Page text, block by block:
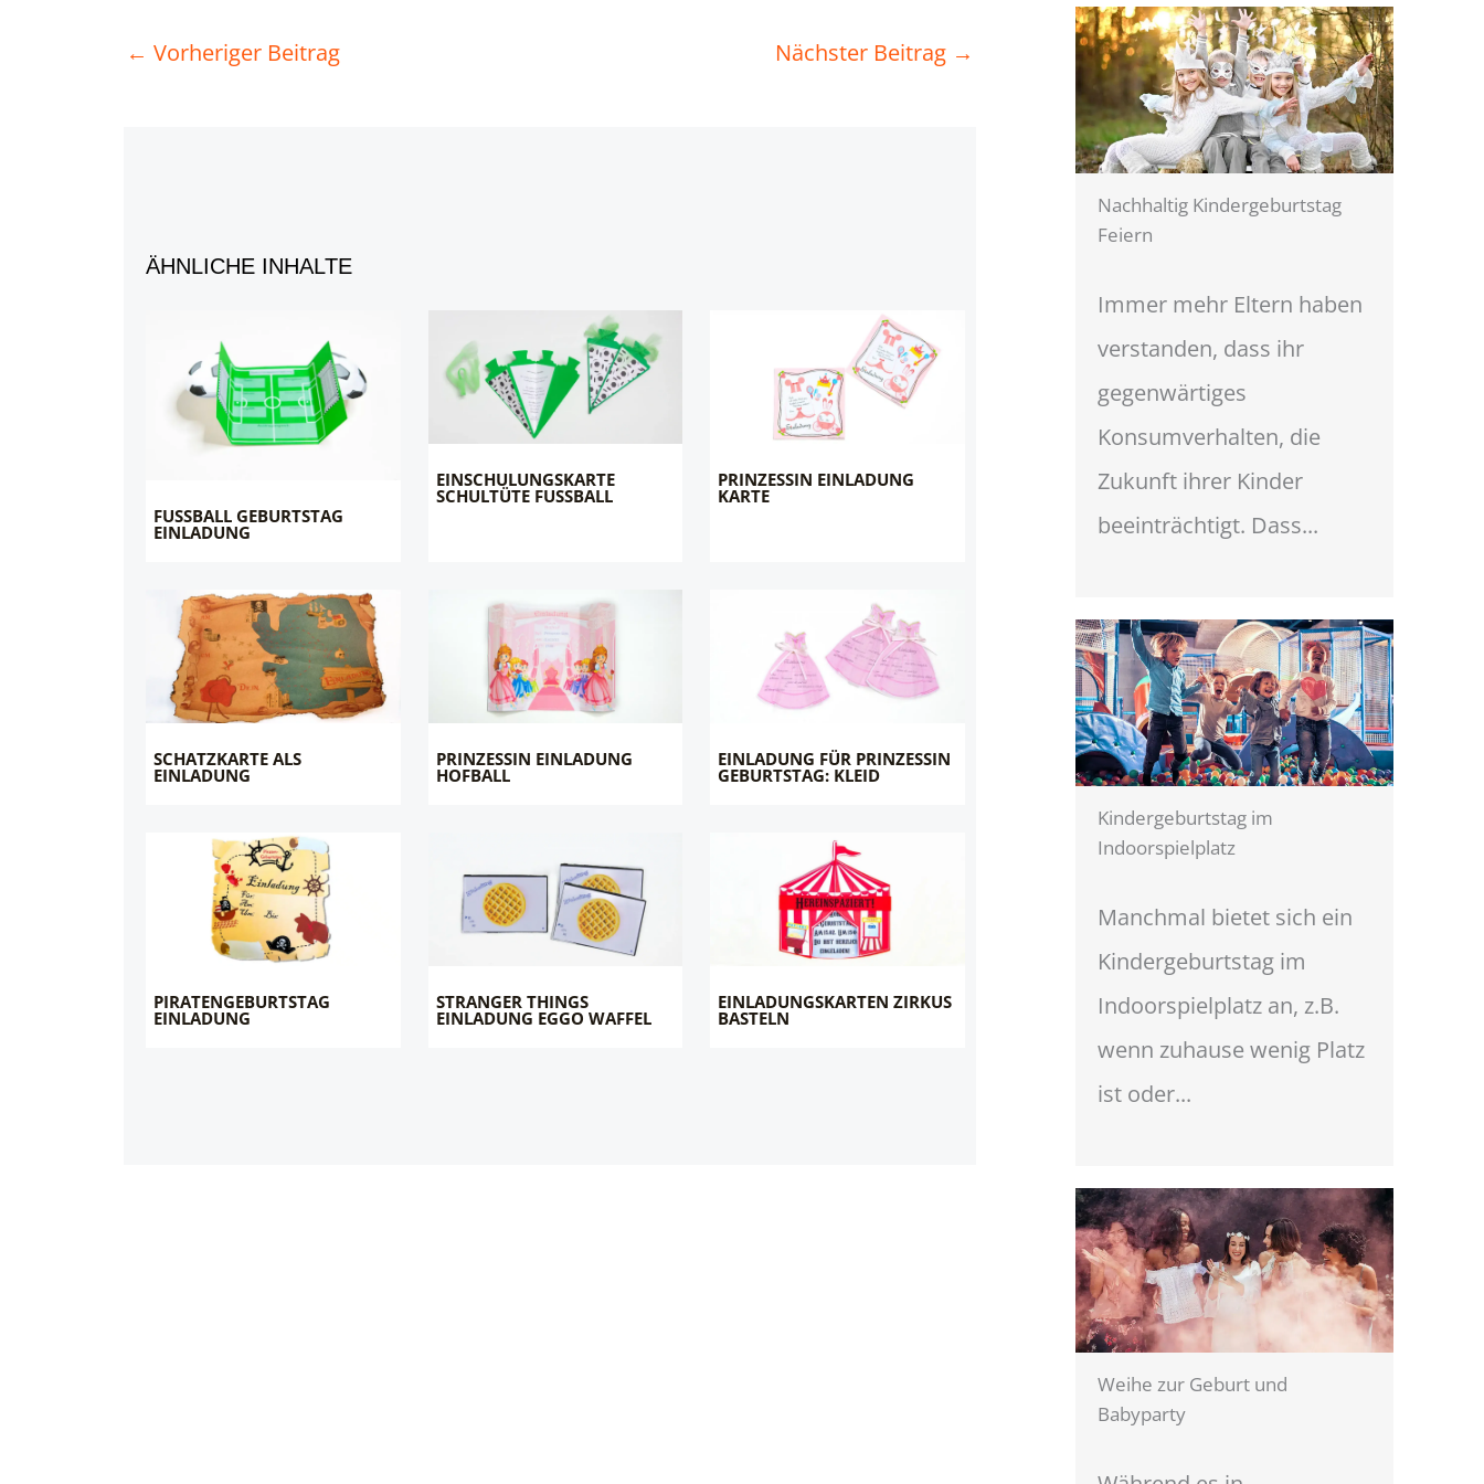
← Vorheriger Beitrag Nächster Beitrag →
ÄHNLICHE INHALTE
FUSSBALL GEBURTSTAG
EINLADUNG
EINSCHULUNGSKARTE
SCHULTÜTE FUSSBALL
PRINZESSIN EINLADUNG
KARTE
SCHATZKARTE ALS
EINLADUNG
PRINZESSIN EINLADUNG
HOFBALL
EINLADUNG FÜR PRINZESSIN
GEBURTSTAG: KLEID
PIRATENGEBURTSTAG
EINLADUNG
STRANGER THINGS
EINLADUNG EGGO WAFFEL
EINLADUNGSKARTEN ZIRKUS
BASTELN
Nachhaltig Kindergeburtstag
Feiern
Immer mehr Eltern haben
verstanden, dass ihr
gegenwärtiges
Konsumverhalten, die
Zukunft ihrer Kinder
beeinträchtigt. Dass...
Kindergeburtstag im
Indoorspielplatz
Manchmal bietet sich ein
Kindergeburtstag im
Indoorspielplatz an, z.B.
wenn zuhause wenig Platz
ist oder...
Weihe zur Geburt und
Babyparty